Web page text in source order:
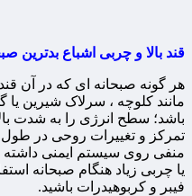
قند بالا و چربی اشباع بدترین
هر گونه صبحانه ای که در آن
مانند کلوچه ، سرلاک شیرین
باشد؛ سطح انرژی را به شدت
تمرکز و تغییرات روحی در
منفی روی سیستم ایمنی داشته
یا چربی زیاد هنگام صبحانه
فیبر و کربوهیدرات باشید.